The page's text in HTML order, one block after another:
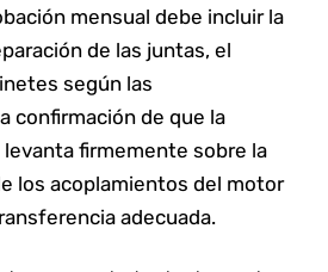
mensual debe incluir la
de las juntas, el
según las
confirmación de que la
levanta firmemente sobre la
los acoplamientos del motor
adecuada.